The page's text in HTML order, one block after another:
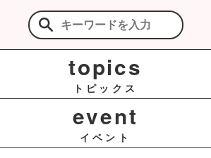
検
索:
topics
トピックス
event
イベント